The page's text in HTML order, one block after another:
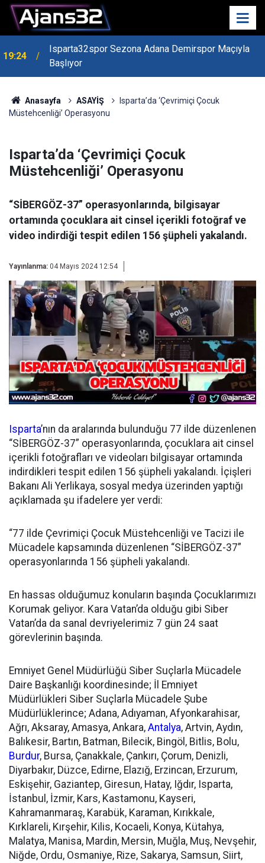
19:24
Isparta32spor Sezona Adana Demirspor Maçıyla
Başlıyor
19:22 Isparta Kredi Batağında
Anasayfa ASAYİŞ
Isparta’da ‘Çevrimiçi Çocuk
Müstehcenliği’ Operasyonu
Isparta’da ‘Çevrimiçi Çocuk
Müstehcenliği’ Operasyonu
“SİBERGÖZ-37” operasyonlarında, bilgisayar
ortamında çocuklara ait cinsel içerikli fotoğraf ve
video indirdiği tespit edilen 156 şüpheli yakalandı.
Yayınlanma: 04 Mayıs 2024 12:54
Isparta’nın da aralarında bulunduğu 77 ilde düzenlenen
“SİBERGÖZ-37” operasyonlarında, çocuklara ait cinsel
içerikli fotoğrafları ve videoları bilgisayar ortamında
indirdikleri tespit edilen 156 şüpheli yakalandı. İçişleri
Bakanı Ali Yerlikaya, sosyal medya üzerinden yaptığı
açıklamada şu ifadelere yer verdi:
“77 ilde Çevrimiçi Çocuk Müstehcenliği ve Tacizi ile
Mücadele kapsamında düzenlenen “SİBERGÖZ-37”
operasyonlarında 156 şüpheli yakalandı.
En hassas olduğumuz konuların başında Çocuklarımızı
Korumak geliyor. Kara Vatan’da olduğu gibi Siber
Vatan’da da sanal devriyelerimiz 7 gün 24 saat
görevlerinin başında.
Emniyet Genel Müdürlüğü Siber Suçlarla Mücadele
Daire Başkanlığı koordinesinde; İl Emniyet
Müdürlükleri Siber Suçlarla Mücadele Şube
Müdürlüklerince; Adana, Adıyaman, Afyonkarahisar,
Ağrı, Aksaray, Amasya, Ankara, Antalya, Artvin, Aydın,
Balıkesir, Bartın, Batman, Bilecik, Bingöl, Bitlis, Bolu,
Burdur, Bursa, Çanakkale, Çankırı, Çorum, Denizli,
Diyarbakır, Düzce, Edirne, Elazığ, Erzincan, Erzurum,
Eskişehir, Gaziantep, Giresun, Hatay, Iğdır, Isparta,
İstanbul, İzmir, Kars, Kastamonu, Kayseri,
Kahramanmaraş, Karabük, Karaman, Kırıkkale,
Kırklareli, Kırşehir, Kilis, Kocaeli, Konya, Kütahya,
Malatya, Manisa, Mardin, Mersin, Muğla, Muş, Nevşehir,
Niğde, Ordu, Osmaniye, Rize, Sakarya, Samsun, Siirt,